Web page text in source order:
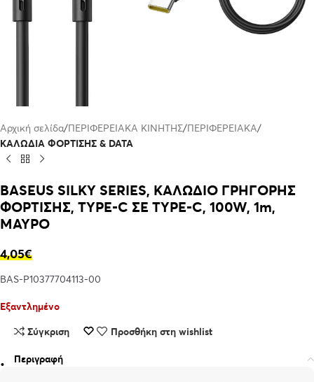
Αρχική σελίδα ΠΕΡΙΦΕΡΕΙΑΚΑ ΚΙΝΗΤΗΣ ΠΕΡΙΦΕΡΕΙΑΚΑ
ΚΑΛΩΔΙΑ ΦΟΡΤΙΣΗΣ & DATA
BASEUS SILKY SERIES, ΚΑΛΩΔΙΟ ΓΡΗΓΟΡΗΣ
ΦΟΡΤΙΣΗΣ, TYPE-C ΣΕ TYPE-C, 100W, 1m,
ΜΑΥΡΟ
4,05€
BAS-P10377704113-00
Εξαντλημένο
Σύγκριση
Προσθήκη στη wishlist
Περιγραφή